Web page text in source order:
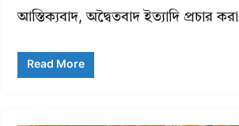
আস্তিক্যবাদ, অদ্বৈতবাদ ইত্যাদি প্রচার করা
Read More